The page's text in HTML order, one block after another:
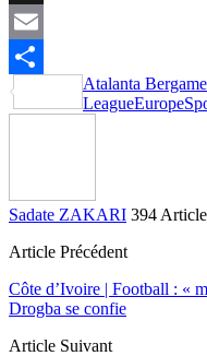
X
Email
Partager
Atalanta Bergame
LeagueEurope
Sadate ZAKARI 394
Article Précédent
Côte d’Ivoire | Football : «
Drogba se confie
Article Suivant